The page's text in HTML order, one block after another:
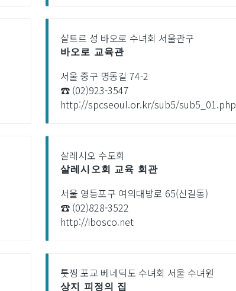
샬트르 성 바오로 수녀회 서울관구
바오로 교육관
서울 중구 명동길 74-2
☎ (02)923-3547
http://spcseoul.or.kr/sub5/sub5_01.php
살레시오 수도회
살레시오회 교육 회관
서울 영등포구 여의대방로 65(신길동)
☎ (02)828-3522
http://ibosco.net
툿찡 포교 베네딕도 수녀회 서울 수녀원
상지 피정의 집